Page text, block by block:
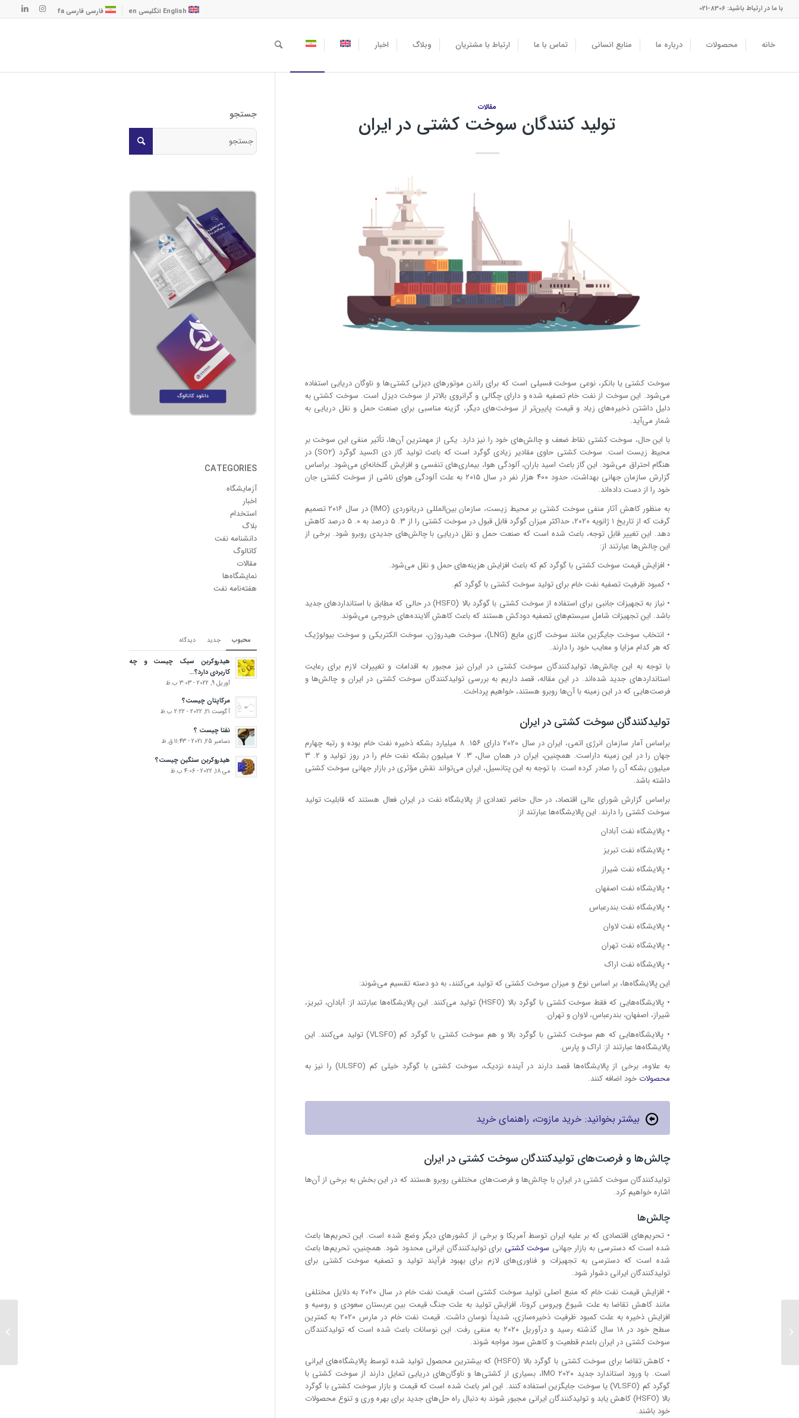
English انگلیسی en فارسیفارسیfa با ما در ارتباط باشید: 8306-021
خانه محصولات درباره ما منابع انسانی تماس با ما ارتباط با مشتریان وبلاگ اخبار
مقالات
تولید کنندگان سوخت کشتی در ایران
سوخت کشتی یا بانکر، نوعی سوخت فسیلی است که برای راندن موتور‌های دیزلی کشتی‌ها و ناوگان دریایی استفاده
می‌شود. این سوخت از نفت خام تصفیه شده و دارای چگالی و گرانروی بالاتر از سوخت دیزل است. سوخت کشتی به
دلیل داشتن ذخیره‌های زیاد و قیمت پایین‌تر از سوخت‌های دیگر، گزینه مناسبی برای صنعت حمل و نقل دریایی به
شمار می‌آید.
با این حال، سوخت کشتی نقاط ضعف و چالش‌های خود را نیز دارد. یکی از مهمترین آن‌ها، تأثیر منفی این سوخت بر
محیط زیست است. سوخت کشتی حاوی مقادیر زیادی گوگرد است که باعث تولید گاز دی اکسید گوگرد (SO۲) در
هنگام احتراق می‌شود. این گاز باعث اسید باران، آلودگی هوا، بیماری‌های تنفسی و افزایش گلخانه‌ای می‌شود. براساس
گزارش سازمان جهانی بهداشت، حدود ۴۰۰ هزار نفر در سال ۲۰۱۵ به علت آلودگی هوای ناشی از سوخت کشتی جان
خود را از دست داده‌اند.
به منظور کاهش آثار منفی سوخت کشتی بر محیط زیست، سازمان بین‌المللی دریانوردی (IMO) در سال ۲۰۱۶ تصمیم
گرفت که از تاریخ ۱ ژانویه ۲۰۲۰، حداکثر میزان گوگرد قابل قبول در سوخت کشتی را از ۳. ۵ درصد به ۰. ۵ درصد کاهش
دهد. این تغییر قابل توجه، باعث شده است که صنعت حمل و نقل دریایی با چالش‌های جدیدی روبرو شود. برخی از
این چالش‌ها عبارتند از:
• افزایش قیمت سوخت کشتی با گوگرد کم که باعث افزایش هزینه‌های حمل و نقل می‌شود.
• کمبود ظرفیت تصفیه نفت خام برای تولید سوخت کشتی با گوگرد کم.
• نیاز به تجهیزات جانبی برای استفاده از سوخت کشتی با گوگرد بالا (HSFO) در حالی که مطابق با استاندارد‌های جدید
باشد. این تجهیزات شامل سیستم‌های تصفیه دودکش هستند که باعث کاهش آلاینده‌های خروجی می‌شوند.
• انتخاب سوخت جایگزین مانند سوخت گازی مایع (LNG)، سوخت هیدروژن، سوخت الکتریکی و سوخت بیولوژیک
که هر کدام مزایا و معایب خود را دارند.
با توجه به این چالش‌ها، تولیدکنندگان سوخت کشتی در ایران نیز مجبور به اقدامات و تغییرات لازم برای رعایت
استاندارد‌های جدید شده‌اند. در این مقاله، قصد داریم به بررسی تولیدکنندگان سوخت کشتی در ایران و چالش‌ها و
فرصت‌هایی که در این زمینه با آن‌ها روبرو هستند، خواهیم پرداخت.
تولیدکنندگان سوخت کشتی در ایران
براساس آمار سازمان انرژی اتمی، ایران در سال ۲۰۲۰ دارای ۱۵۶. ۸ میلیارد بشکه ذخیره نفت خام بوده و رتبه چهارم
جهان را در این زمینه داراست. همچنین، ایران در همان سال، ۳. ۷ میلیون بشکه نفت خام را در روز تولید و ۲. ۳
میلیون بشکه آن را صادر کرده است. با توجه به این پتانسیل، ایران می‌تواند نقش مؤثری در بازار جهانی سوخت کشتی
داشته باشد.
براساس گزارش شورای عالی اقتصاد، در حال حاضر تعدادی از پالایشگاه نفت در ایران فعال هستند که قابلیت تولید
سوخت کشتی را دارند. این پالایشگاه‌ها عبارتند از:
• پالایشگاه نفت آبادان
• پالایشگاه نفت تبریز
• پالایشگاه نفت شیراز
• پالایشگاه نفت اصفهان
• پالایشگاه نفت بندرعباس
• پالایشگاه نفت لاوان
• پالایشگاه نفت تهران
• پالایشگاه نفت اراک
این پالایشگاه‌ها، بر اساس نوع و میزان سوخت کشتی که تولید می‌کنند، به دو دسته تقسیم می‌شوند:
• پالایشگاه‌هایی که فقط سوخت کشتی با گوگرد بالا (HSFO) تولید می‌کنند. این پالایشگاه‌ها عبارتند از: آبادان، تبریز،
شیراز، اصفهان، بندرعباس، لاوان و تهران.
• پالایشگاه‌هایی که هم سوخت کشتی با گوگرد بالا و هم سوخت کشتی با گوگرد کم (VLSFO) تولید می‌کنند. این
پالایشگاه‌ها عبارتند از: اراک و پارس.
به علاوه، برخی از پالایشگاه‌ها قصد دارند در آینده نزدیک، سوخت کشتی با گوگرد خیلی کم (ULSFO) را نیز به
محصولات خود اضافه کنند.
بیشتر بخوانید: خرید مازوت، راهنمای خرید
چالش‌ها و فرصت‌های تولیدکنندگان سوخت کشتی در ایران
تولیدکنندگان سوخت کشتی در ایران با چالش‌ها و فرصت‌های مختلفی روبرو هستند که در این بخش به برخی از آن‌ها
اشاره خواهیم کرد.
چالش‌ها
• تحریم‌های اقتصادی که بر علیه ایران توسط آمریکا و برخی از کشور‌های دیگر وضع شده است. این تحریم‌ها باعث
شده است که دسترسی به بازار جهانی سوخت کشتی برای تولیدکنندگان ایرانی محدود شود. همچنین، تحریم‌ها باعث
شده است که دسترسی به تجهیزات و فناوری‌های لازم برای بهبود فرآیند تولید و تصفیه سوخت کشتی برای
تولیدکنندگان ایرانی دشوار شود.
• افزایش قیمت نفت خام که منبع اصلی تولید سوخت کشتی است. قیمت نفت خام در سال ۲۰۲۰ به دلایل مختلفی
مانند کاهش تقاضا به علت شیوع ویروس کرونا، افزایش تولید به علت جنگ قیمت بین عربستان سعودی و روسیه و
افزایش ذخیره به علت کمبود ظرفیت ذخیره‌سازی، شدیداً نوسان داشت. قیمت نفت خام در مارس ۲۰۲۰ به کمترین
سطح خود در ۱۸ سال گذشته رسید و درآوریل ۲۰۲۰ به منفی رفت. این نوسانات باعث شده است که تولید‌کنندگان
سوخت کشتی در ایران باعدم قطعیت و کاهش سود مواجه شوند.
• کاهش تقاضا برای سوخت کشتی با گوگرد بالا (HSFO) که بیشترین محصول تولید شده توسط پالایشگاه‌های ایرانی
است. با ورود استاندارد جدید IMO ۲۰۲۰، بسیاری از کشتی‌ها و ناوگان‌های دریایی تمایل دارند از سوخت کشتی با
گوگرد کم (VLSFO) یا سوخت جایگزین استفاده کنند. این امر باعث شده است که قیمت و بازار سوخت کشتی با گوگرد
بالا (HSFO) کاهش یابد و تولیدکنندگان ایرانی مجبور شوند به دنبال راه حل‌های جدید برای بهره وری و تنوع محصولات
خود باشند.
جستجو
CATEGORIES
آزمایشگاه
اخبار
استخدام
بلاگ
دانشنامه نفت
کاتالوگ
مقالات
نمایشگاه‌ها
هفته‌نامه نفت
محبوب جدید دیدگاه‌
هیدروکربن سبک چیست و چه
کاربردی دارد؟...
آوریل 9, 2022 - 3:03 ب.ظ
مرکاپتان چیست؟
آگوست 21, 2022 - 2:22 ب.ظ
نفتا چیست ؟
دسامبر 25, 2021 - 11:43 ق.ظ
هیدروکربن سنگین چیست؟
می 18, 2022 - 4:06 ب.ظ
5 عامل مؤثر بر قیمت
خرید هیدروکربن سنگین
در بازار داخلی و خارجی...